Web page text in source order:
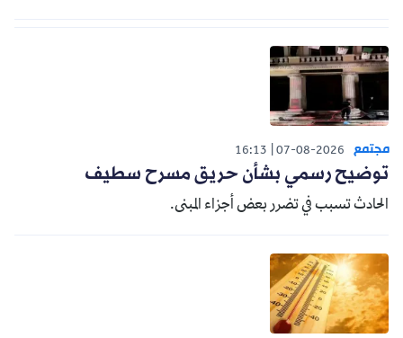
مجتمع 07-08-2026
16:13
توضيح رسمي بشأن حريق مسرح سطيف
الحادث تسبب في تضرر بعض أجزاء المبنى.